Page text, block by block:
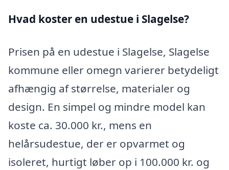
Hvad koster en udestue i Slagelse?
Prisen på en udestue i Slagelse, Slagelse
kommune eller omegn varierer betydeligt
afhængig af størrelse, materialer og
design. En simpel og mindre model kan
koste ca. 30.000 kr., mens en
helårsudestue, der er opvarmet og
isoleret, hurtigt løber op i 100.000 kr. og